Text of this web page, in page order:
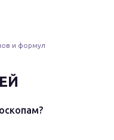
и формул